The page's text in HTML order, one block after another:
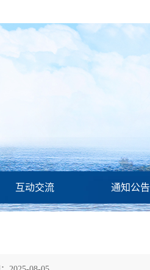
互动交流 通知公告